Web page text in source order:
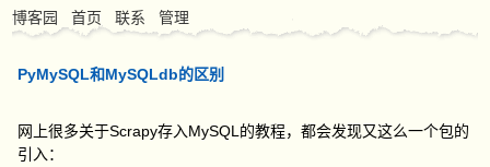
博客园 首页 联系 管理
PyMySQL和MySQLdb的区别
网上很多关于Scrapy存入MySQL的教程，都会发现又这么一个包的
引入：